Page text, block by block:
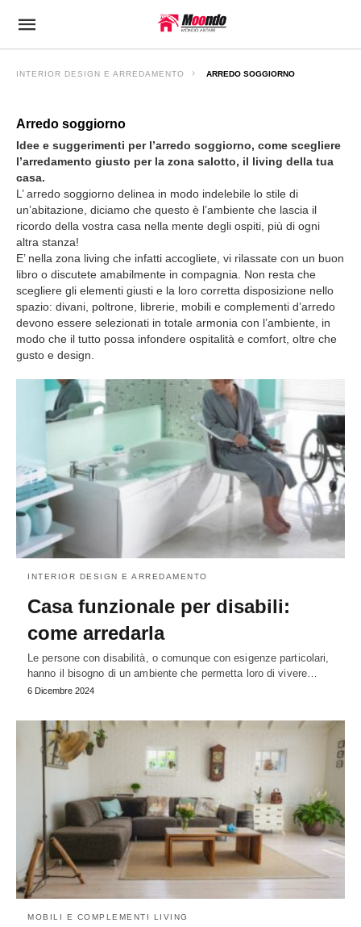
INTERIOR DESIGN E ARREDAMENTO ARREDO SOGGIORNO
Arredo soggiorno
Idee e suggerimenti per l’arredo soggiorno, come scegliere
l’arredamento giusto per la zona salotto, il living della tua
casa.
L’ arredo soggiorno delinea in modo indelebile lo stile di
un’abitazione, diciamo che questo è l’ambiente che lascia il
ricordo della vostra casa nella mente degli ospiti, più di ogni
altra stanza!
E’ nella zona living che infatti accogliete, vi rilassate con un buon
libro o discutete amabilmente in compagnia. Non resta che
scegliere gli elementi giusti e la loro corretta disposizione nello
spazio: divani, poltrone, librerie, mobili e complementi d’arredo
devono essere selezionati in totale armonia con l’ambiente, in
modo che il tutto possa infondere ospitalità e comfort, oltre che
gusto e design.
INTERIOR DESIGN E ARREDAMENTO
Casa funzionale per disabili:
come arredarla
Le persone con disabilità, o comunque con esigenze particolari,
hanno il bisogno di un ambiente che permetta loro di vivere…
6 Dicembre 2024
MOBILI E COMPLEMENTI LIVING